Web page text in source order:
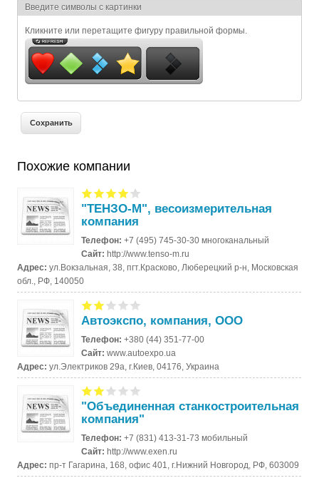
Я спамер
Введите символы с картинки
Кликните или перетащите фигуру правильной формы.
Похожие компании
"ТЕНЗО-М", весоизмерительная
компания
Телефон:+7 (495) 745-30-30 многоканальный
Сайт:http://www.tenso-m.ru
Адрес:ул.Вокзальная, 38, пгт.Красково, Люберецкий р-н, Московская
обл., РФ, 140050
Автоэкспо, компания, ООО
Телефон:+380 (44) 351-77-00
Сайт:www.autoexpo.ua
Адрес:ул.Электриков 29а, г.Киев, 04176, Украина
"Объединенная станкостроительная
компания"
Телефон:+7 (831) 413-31-73 мобильный
Сайт:http://www.exen.ru
Адрес:пр-т Гагарина, 168, офис 401, г.Нижний Новгород, РФ, 603009